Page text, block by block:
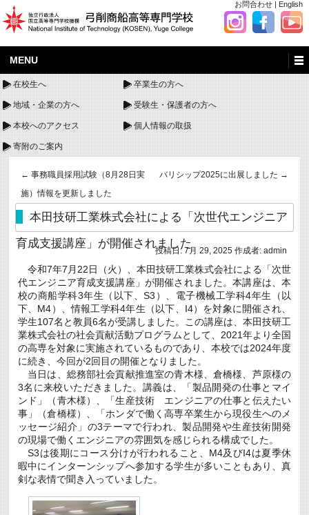
お問合わせ | English
MENU
在校生へ 卒業生の方へ
地域・企業の方へ 受験生・保護者の方へ
本校へのアクセス 個人情報の取扱
寄附のご案内
← 事務職員採用試験（8月28日実
施）情報を更新しました
バリシップ2025に出展しました →
本田技研工業株式会社による「次世代エンジニア
育成支援講座」が開催されました
投稿日: 7月 29, 2025 作成者: admin
令和7年7月22日（火）、本田技研工業株式会社による「次世
代エンジニア育成支援講座」が開催されました。本講座は、本
校の商船学科3年生（以下、S3）、電子機械工学科4年生（以
下、M4）、情報工学科4年生（以下、I4）を対象に開催され、
学生107名と教員6名が受講しました。この講座は、本田技研工
業株式会社の社会貢献活動プログラムとして、2021年より全国
の高専を対象に実施されているものであり、本校では2024年度
に続き、今回が2回目の開催となりました。
当日は、総務部社会貢献推進室の青木様、倉橋様、芦原様の
3名に来校いただきました。講義は、「製品開発の仕事とマイ
ンド」（青木様）、「生産技術 エンジニアの仕事と伝えたい
事」（倉橋様）、「ホンダで働く高専卒業生から現役生へのメ
ッセージ紹介」の3テーマで行われ、製品開発や生産技術開発
の現場で働くエンジニアの雰囲気を感じられる構成でした。
S3は後期にコース分けが行われること、M4及びI4は夏季休
暇中にインターンシップへ参加する学生が多いこともあり、真
剣な表情で聞き入っていました。